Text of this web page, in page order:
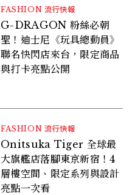
FASHION 流行快報
G-DRAGON 粉絲必朝
聖！迪士尼《玩具總動員》
聯名快閃店來台，限定商品
與打卡亮點公開
FASHION 流行快報
Onitsuka Tiger 全球最
大旗艦店落腳東京新宿！4
層樓空間、限定系列與設計
亮點一次看